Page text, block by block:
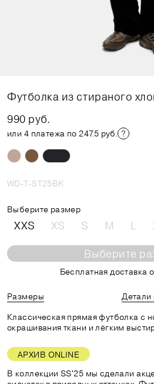
Футболка из стираного
990 руб.
или 4 платежа по 247.5 руб.
WD-T-ST25BK
Выберите размер
XXS XS S M L
Выберите
Бесплатная доставка
Размеры
Детали
Классическая прямая футболка с
окрашивания ткани и лёгким
АРХИВ ONLINE
В коллекции SS'25 мы сделали